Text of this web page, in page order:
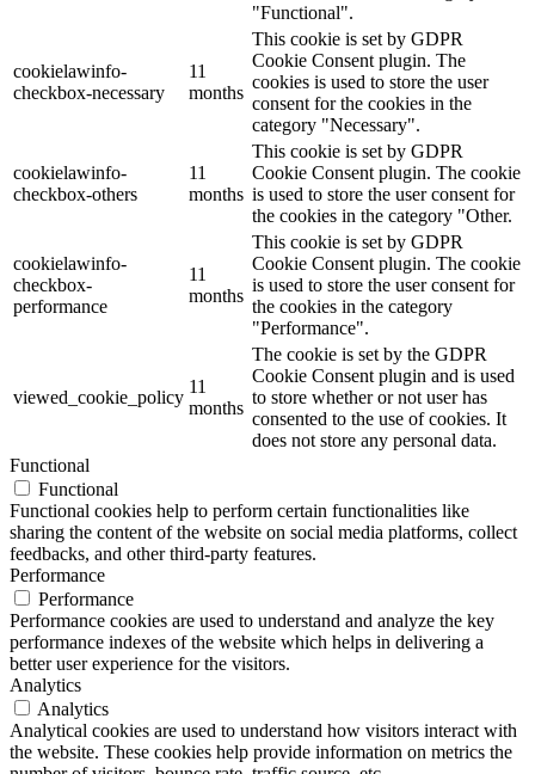
"Functional".
cookielawinfo-
checkbox-necessary
11
months
This cookie is set by GDPR
Cookie Consent plugin. The
cookies is used to store the user
consent for the cookies in the
category "Necessary".
cookielawinfo-
checkbox-others
11
months
This cookie is set by GDPR
Cookie Consent plugin. The cookie
is used to store the user consent for
the cookies in the category "Other.
cookielawinfo-
checkbox-
performance
11
months
This cookie is set by GDPR
Cookie Consent plugin. The cookie
is used to store the user consent for
the cookies in the category
"Performance".
viewed_cookie_policy
11
months
The cookie is set by the GDPR
Cookie Consent plugin and is used
to store whether or not user has
consented to the use of cookies. It
does not store any personal data.
Functional
Functional
Functional cookies help to perform certain functionalities like
sharing the content of the website on social media platforms, collect
feedbacks, and other third-party features.
Performance
Performance
Performance cookies are used to understand and analyze the key
performance indexes of the website which helps in delivering a
better user experience for the visitors.
Analytics
Analytics
Analytical cookies are used to understand how visitors interact with
the website. These cookies help provide information on metrics the